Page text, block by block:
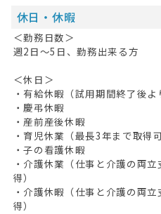
休日・休暇
＜勤務日数＞
週2日～5日、勤務出来る方
＜休日＞
・有給休暇（試用期間終了後よ
・慶弔休暇
・産前産後休暇
・育児休業（最長3年まで取得
・子の看護休暇
・介護休業（仕事と介護の両
得）
・介護休暇（仕事と介護の両
得）